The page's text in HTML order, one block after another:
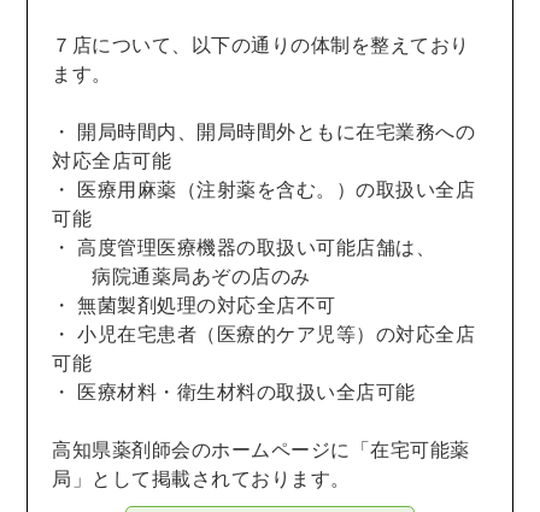
７店について、以下の通りの体制を整えており
ます。
・ 開局時間内、開局時間外ともに在宅業務への
対応全店可能
・ 医療用麻薬（注射薬を含む。）の取扱い全店
可能
・ 高度管理医療機器の取扱い可能店舗は、
病院通薬局あぞの店のみ
・ 無菌製剤処理の対応全店不可
・ 小児在宅患者（医療的ケア児等）の対応全店
可能
・ 医療材料・衛生材料の取扱い全店可能
高知県薬剤師会のホームページに「在宅可能薬
局」として掲載されております。